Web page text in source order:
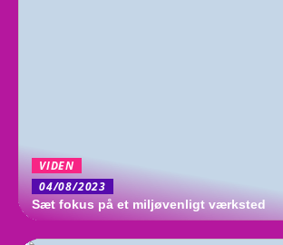
VIDEN
04/08/2023
Sæt fokus på et miljøvenligt værksted